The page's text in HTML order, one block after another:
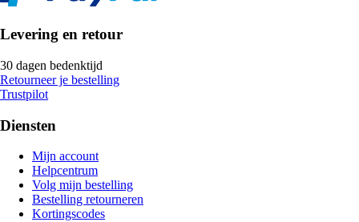
Levering en retour
30 dagen bedenktijd
Retourneer je bestelling
Trustpilot
Diensten
Mijn account
Helpcentrum
Volg mijn bestelling
Bestelling retourneren
Kortingscodes